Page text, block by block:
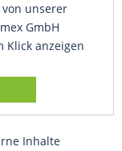
unserer
GmbH
Klick anzeigen
Inhalte